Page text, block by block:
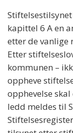
kapittel 6 A en
etter de vanlige
Etter
kommunen –
oppheve
opphevelse
ledd meldes til